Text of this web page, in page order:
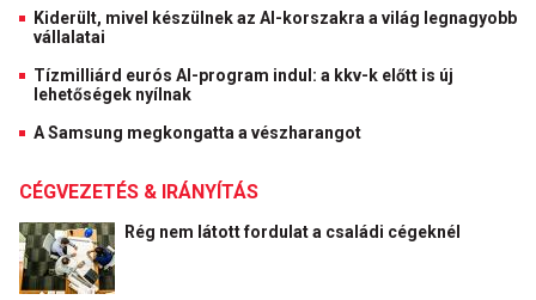
Kiderült, mivel készülnek az AI-korszakra a világ legnagyobb
vállalatai
Tízmilliárd eurós AI-program indul: a kkv-k előtt is új
lehetőségek nyílnak
A Samsung megkongatta a vészharangot
CÉGVEZETÉS & IRÁNYÍTÁS
Rég nem látott fordulat a családi cégeknél